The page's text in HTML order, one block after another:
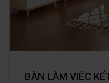
BÀN LÀM VIỆC